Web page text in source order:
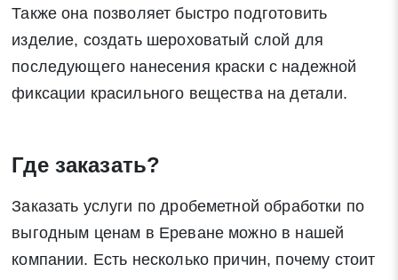
Также она позволяет быстро подготовить
изделие, создать шероховатый слой для
последующего нанесения краски с надежной
фиксации красильного вещества на детали.
Где заказать?
Заказать услуги по дробеметной обработки по
выгодным ценам в Ереване можно в нашей
компании. Есть несколько причин, почему стоит